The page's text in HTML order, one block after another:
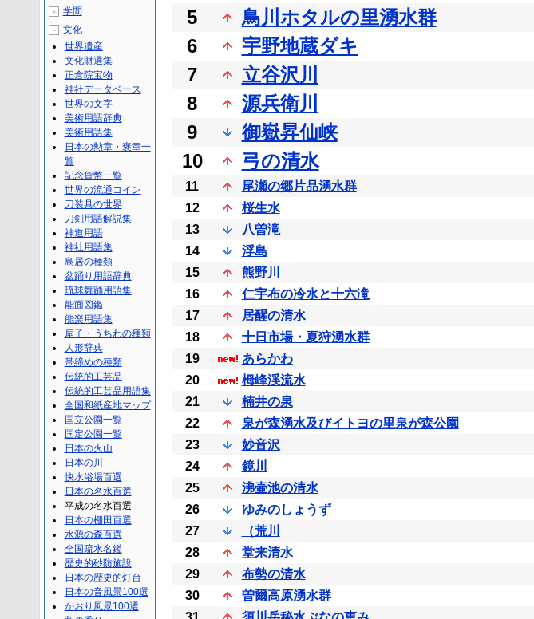
5
鳥川ホタルの里湧水群
6
宇野地蔵ダキ
7
立谷沢川
8
源兵衛川
9
御嶽昇仙峡
10
弓の清水
11
尾瀬の郷片品湧水群
12
桜生水
13
八曽滝
14
浮島
15
熊野川
16
仁宇布の冷水と十六滝
17
居醒の清水
18
十日市場・夏狩湧水群
19
あらかわ
20
栂峰渓流水
21
楠井の泉
22
泉が森湧水及びイトヨの里泉が森公園
23
妙音沢
24
鏡川
25
沸壷池の清水
26
ゆみのしょうず
27
（荒川
28
堂来清水
29
布勢の清水
30
曽爾高原湧水群
＋ 学問
－
文化
世界遺産
文化財選集
正倉院宝物
神社データベース
世界の文字
美術用語辞典
美術用語集
日本の勲章・褒章一
覧
記念貨幣一覧
世界の流通コイン
刀装具の世界
刀剣用語解説集
神道用語
神社用語集
鳥居の種類
盆踊り用語辞典
琉球舞踊用語集
能面図鑑
能楽用語集
扇子・うちわの種類
人形辞典
帯締めの種類
伝統的工芸品
伝統的工芸品用語集
全国和紙産地マップ
国立公園一覧
国定公園一覧
日本の火山
日本の川
快水浴場百選
日本の名水百選
平成の名水百選
日本の棚田百選
水源の森百選
全国疏水名鑑
歴史的砂防施設
日本の歴史的灯台
日本の音風景100選
かおり風景100選